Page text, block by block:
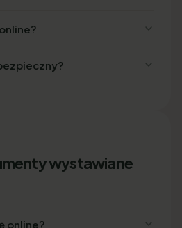
wystawiane
online?